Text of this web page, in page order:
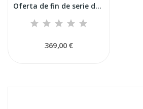
Oferta de fin de serie de la incubadora Fiem...
369,00 €